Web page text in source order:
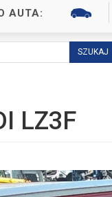
AUTA:
LZ3F